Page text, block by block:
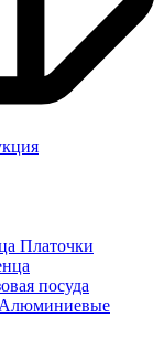
Платочки
посуда
Алюминиевые